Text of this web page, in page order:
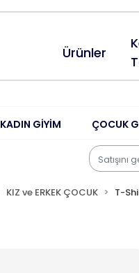
Ürünler
KADIN GİYİM ÇOCUK
KIZ ve ERKEK ÇOCUK T-